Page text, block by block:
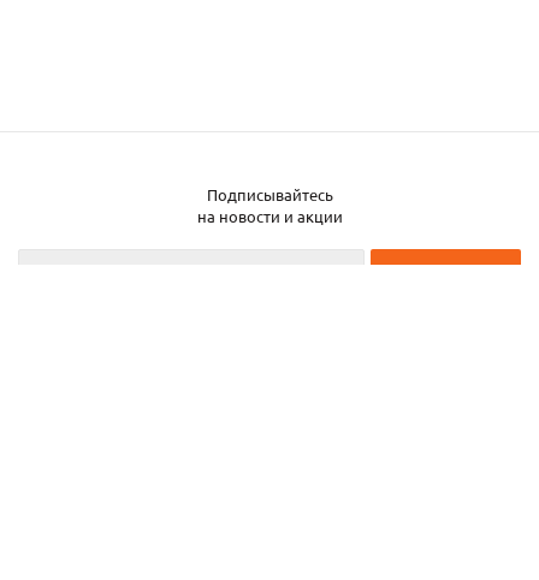
Подписывайтесь
на новости и акции